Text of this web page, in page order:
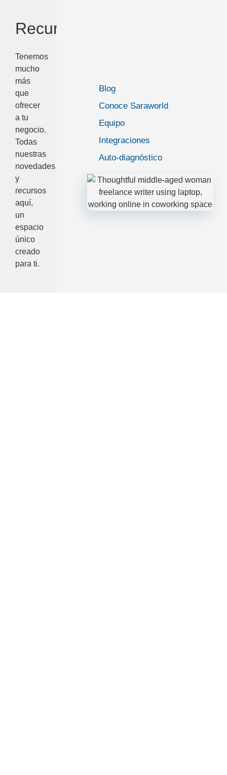
Recursos
Tenemos
mucho
más
que
ofrecer
a tu
negocio.
Todas
nuestras
novedades
y
recursos
aquí,
un
espacio
único
creado
para ti.
Blog
Conoce Saraworld
Equipo
Integraciones
Auto-diagnóstico